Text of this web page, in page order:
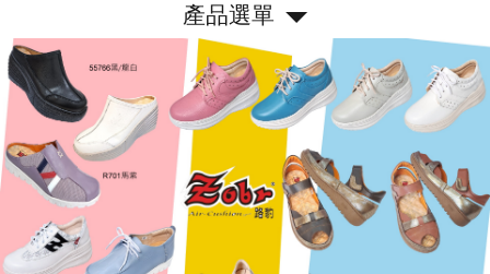
產品選單
P
r
e
v
i
o
u
N
e
x
t